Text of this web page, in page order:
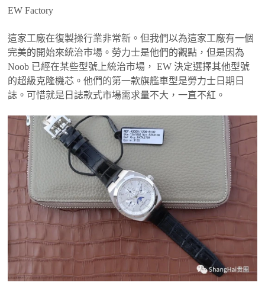
EW Factory
這家工廠在復製操行業非常新。但我們以為這家工廠有一個
完美的開始來統治巿場。勞力士是他們的觀點，但是因為
Noob 已經在某些型號上統治市場， EW 決定選擇其他型號
的超級克隆機芯。他們的第一款旗艦車型是勞力士日期日
誌。可惜就是日誌款式市場需求量不大，一直不紅。